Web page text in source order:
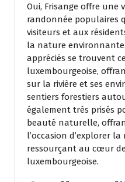
Oui, Frisange offre une
randonnée populaires
visiteurs et aux
la nature
appréciés se trouvent
luxembourgeoise,
sur la rivière et ses
sentiers forestiers
également très prisés
beauté naturelle,
l’occasion d’explorer
ressourçant au cœur
luxembourgeoise.